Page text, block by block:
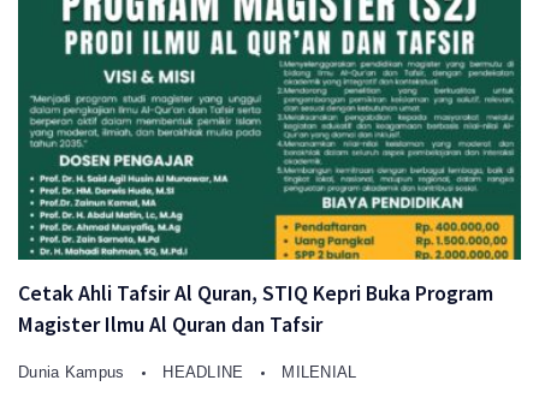
Cetak Ahli Tafsir Al Quran, STIQ Kepri Buka Program
Magister Ilmu Al Quran dan Tafsir
Dunia Kampus HEADLINE MILENIAL